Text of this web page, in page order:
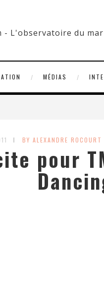
MÉDIAS
BY ALEXANDRE ROCOURT
pour